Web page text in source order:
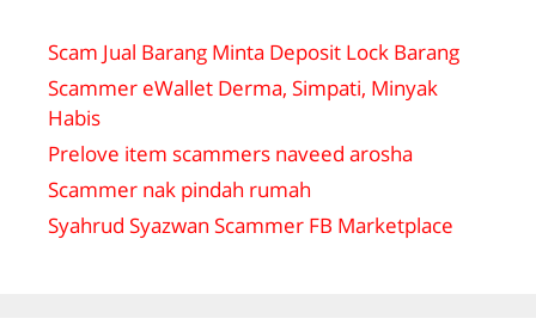
Scam Jual Barang Minta Deposit Lock Barang
Scammer eWallet Derma, Simpati, Minyak
Habis
Prelove item scammers naveed arosha
Scammer nak pindah rumah
Syahrud Syazwan Scammer FB Marketplace